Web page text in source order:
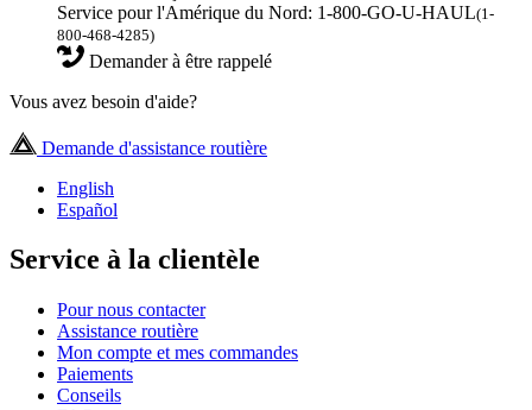
Service pour l'Amérique du Nord: 1-800-GO-U-HAUL(1-
800-468-4285)
Demander à être rappelé
Vous avez besoin d'aide?
Demande d'assistance routière
English
Español
Service à la clientèle
Pour nous contacter
Assistance routière
Mon compte et mes commandes
Paiements
Conseils